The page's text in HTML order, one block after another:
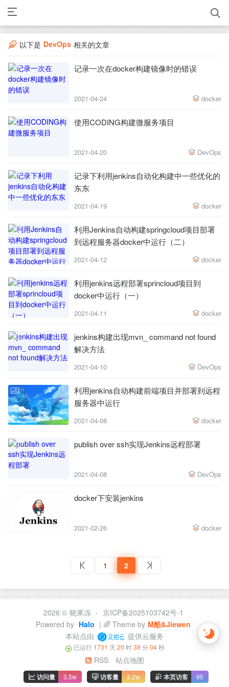
以下是 DevOps 相关的文章
记录一次在docker构建镜像时的错误
2021-04-24 docker
使用CODING构建微服务项目
2021-04-20 DevOps
记录下利用jenkins自动化构建中一些优化的
东东
2021-04-19 docker
利用Jenkins自动构建springcloud项目部署
到远程服务器docker中运行（二）
2021-04-12 docker
利用jenkins远程部署sprincloud项目到
docker中运行（一）
2021-04-11 docker
jenkins构建出现mvn_ command not found
解决方法
2021-04-10 DevOps
利用jenkins自动构建前端项目并部署到远程
服务器中运行
2021-04-08 docker
publish over ssh实现Jenkins远程部署
2021-04-08 DevOps
docker下安装jenkins
2021-02-26 docker
1 2
2026 © 晓果冻 - 京ICP备2025103742号-1
Powered by Halo | 🌈 Theme by M酷&Jiewen
本站点由
提供云服务
已运行 1731 天 20 时38 分 04秒
RSS 站点地图
访问量 3.5w 访客量 3.2w 本页访客 95